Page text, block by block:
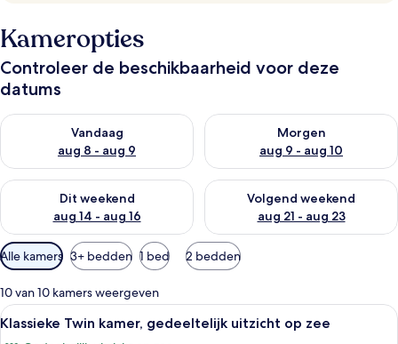
Kameropties
Controleer de beschikbaarheid voor deze
datums
Vandaag
aug 8 - aug 9
De beschikbaarheid controleren voor vanavond aug 8 - aug 9
Morgen
aug 9 - aug 10
De beschikbaarheid
Dit weekend
aug 14 - aug 16
De beschikbaarheid controleren voor dit weekend aug 14 -
Volgend weekend
aug 21 - aug 23
De beschikbaarheid
Beschikbare
filters
voor
kamers
Alle kamers 3+ bedden 1 bed 2 bedden
10 van 10 kamers weergeven
Alle
foto's
Een hotelkamer met een bed, een
8
Klassieke Twin kamer, gedeeltelijk uitzicht op zee